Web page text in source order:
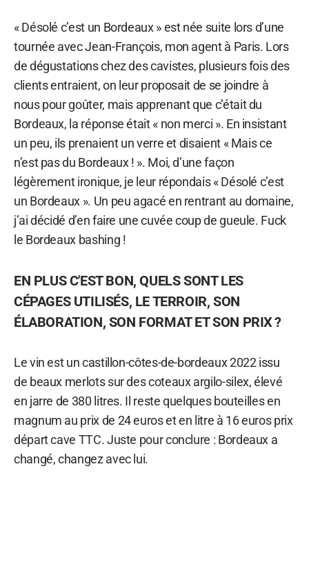
« Désolé c’est un Bordeaux » est née suite lors d’une
tournée avec Jean-François, mon agent à Paris. Lors
de dégustations chez des cavistes, plusieurs fois des
clients entraient, on leur proposait de se joindre à
nous pour goûter, mais apprenant que c’était du
Bordeaux, la réponse était « non merci ». En insistant
un peu, ils prenaient un verre et disaient « Mais ce
n’est pas du Bordeaux ! ». Moi, d’une façon
légèrement ironique, je leur répondais « Désolé c’est
un Bordeaux ». Un peu agacé en rentrant au domaine,
j’ai décidé d’en faire une cuvée coup de gueule. Fuck
le Bordeaux bashing !
EN PLUS C'EST BON, QUELS SONT LES
CÉPAGES UTILISÉS, LE TERROIR, SON
ÉLABORATION, SON FORMAT ET SON PRIX ?
Le vin est un castillon-côtes-de-bordeaux 2022 issu
de beaux merlots sur des coteaux argilo-silex, élevé
en jarre de 380 litres. Il reste quelques bouteilles en
magnum au prix de 24 euros et en litre à 16 euros prix
départ cave TTC. Juste pour conclure : Bordeaux a
changé, changez avec lui.